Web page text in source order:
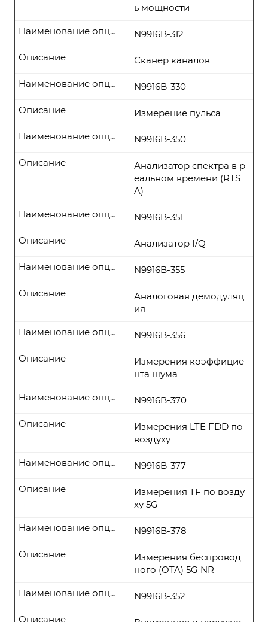
ь мощности
N9916B-312
Наименование опции
Сканер каналов
Описание
N9916B-330
Наименование опции
Измерение пульса
Описание
N9916B-350
Наименование опции
Анализатор спектра в р
еальном времени (RTS
A)
Описание
N9916B-351
Наименование опции
Анализатор I/Q
Описание
N9916B-355
Наименование опции
Аналоговая демодуляц
ия
Описание
N9916B-356
Наименование опции
Измерения коэффицие
нта шума
Описание
N9916B-370
Наименование опции
Измерения LTE FDD по
воздуху
Описание
N9916B-377
Наименование опции
Измерения TF по возду
ху 5G
Описание
N9916B-378
Наименование опции
Измерения беспровод
ного (OTA) 5G NR
Описание
N9916B-352
Наименование опции
Описание